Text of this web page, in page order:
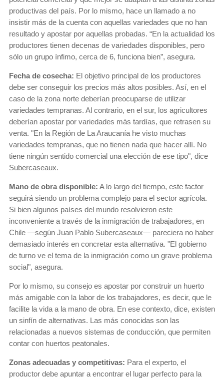
productivas del país. Por lo mismo, hace un llamado a no
insistir más de la cuenta con aquellas variedades que no han
resultado y apostar por aquellas probadas. “En la actualidad los
productores tienen decenas de variedades disponibles, pero
sólo un grupo ínfimo, cerca de 6, funciona bien”, asegura.
Fecha de cosecha: El objetivo principal de los productores
debe ser conseguir los precios más altos posibles. Así, en el
caso de la zona norte deberían preocuparse de utilizar
variedades tempranas. Al contrario, en el sur, los agricultores
deberían apostar por variedades más tardías, que retrasen su
venta. "En la Región de La Araucanía he visto muchas
variedades tempranas, que no tienen nada que hacer allí. No
tiene ningún sentido comercial una elección de ese tipo", dice
Subercaseaux.
Mano de obra disponible: A lo largo del tiempo, este factor
seguirá siendo un problema complejo para el sector agrícola.
Si bien algunos países del mundo resolvieron este
inconveniente a través de la inmigración de trabajadores, en
Chile —según Juan Pablo Subercaseaux— pareciera no haber
demasiado interés en concretar esta alternativa. "El gobierno
de turno ve el tema de la inmigración como un grave problema
social", asegura.
Por lo mismo, su consejo es apostar por construir un huerto
más amigable con la labor de los trabajadores, es decir, que le
facilite la vida a la mano de obra. En ese contexto, dice, existen
un sinfín de alternativas. Las más conocidas son las
relacionadas a nuevos sistemas de conducción, que permiten
contar con huertos peatonales.
Zonas adecuadas y competitivas: Para el experto, el
productor debe apuntar a encontrar el lugar perfecto para la